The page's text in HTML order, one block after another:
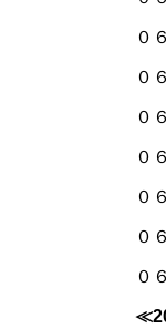
０
０
０
０
０
０
０